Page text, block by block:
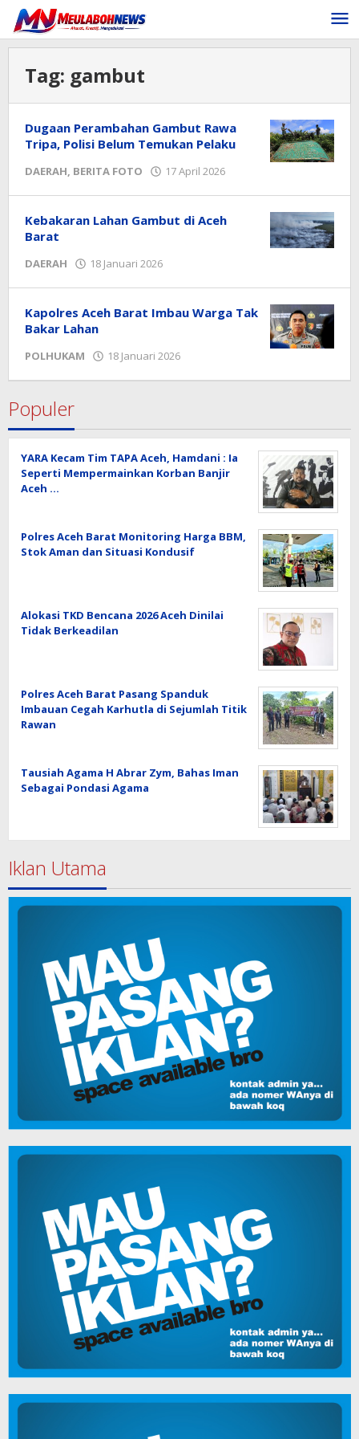
Lewati
konten
Tag: gambut
Dugaan Perambahan Gambut Rawa
Tripa, Polisi Belum Temukan Pelaku
DAERAH, BERITA FOTO 17 April 2026
Kebakaran Lahan Gambut di Aceh
Barat
DAERAH 18 Januari 2026
Kapolres Aceh Barat Imbau Warga Tak
Bakar Lahan
POLHUKAM 18 Januari 2026
Populer
YARA Kecam Tim TAPA Aceh, Hamdani : Ia
Seperti Mempermainkan Korban Banjir
Aceh …
Polres Aceh Barat Monitoring Harga BBM,
Stok Aman dan Situasi Kondusif
Alokasi TKD Bencana 2026 Aceh Dinilai
Tidak Berkeadilan
Polres Aceh Barat Pasang Spanduk
Imbauan Cegah Karhutla di Sejumlah Titik
Rawan
Tausiah Agama H Abrar Zym, Bahas Iman
Sebagai Pondasi Agama
Iklan Utama